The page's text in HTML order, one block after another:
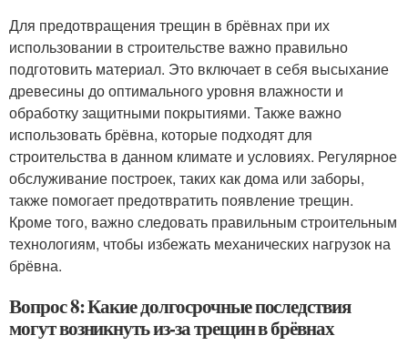
Для предотвращения трещин в брёвнах при их
использовании в строительстве важно правильно
подготовить материал. Это включает в себя высыхание
древесины до оптимального уровня влажности и
обработку защитными покрытиями. Также важно
использовать брёвна, которые подходят для
строительства в данном климате и условиях. Регулярное
обслуживание построек, таких как дома или заборы,
также помогает предотвратить появление трещин.
Кроме того, важно следовать правильным строительным
технологиям, чтобы избежать механических нагрузок на
брёвна.
Вопрос 8: Какие долгосрочные последствия
могут возникнуть из-за трещин в брёвнах